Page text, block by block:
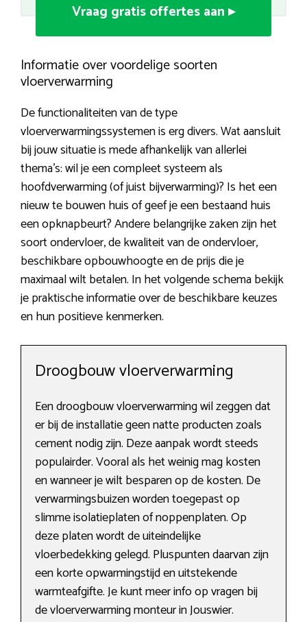
Vraag gratis offertes aan ▸
Informatie over voordelige soorten
vloerverwarming
De functionaliteiten van de type
vloerverwarmingssystemen is erg divers. Wat aansluit
bij jouw situatie is mede afhankelijk van allerlei
thema’s: wil je een compleet systeem als
hoofdverwarming (of juist bijverwarming)? Is het een
nieuw te bouwen huis of geef je een bestaand huis
een opknapbeurt? Andere belangrijke zaken zijn het
soort ondervloer, de kwaliteit van de ondervloer,
beschikbare opbouwhoogte en de prijs die je
maximaal wilt betalen. In het volgende schema bekijk
je praktische informatie over de beschikbare keuzes
en hun positieve kenmerken.
Droogbouw vloerverwarming
Een droogbouw vloerverwarming wil zeggen dat
er bij de installatie geen natte producten zoals
cement nodig zijn. Deze aanpak wordt steeds
populairder. Vooral als het weinig mag kosten
en wanneer je wilt besparen op de kosten. De
verwarmingsbuizen worden toegepast op
slimme isolatieplaten of noppenplaten. Op
deze platen wordt de uiteindelijke
vloerbedekking gelegd. Pluspunten daarvan zijn
een korte opwarmingstijd en uitstekende
warmteafgifte. Je kunt meer info op vragen bij
de vloerverwarming monteur in Jouswier.